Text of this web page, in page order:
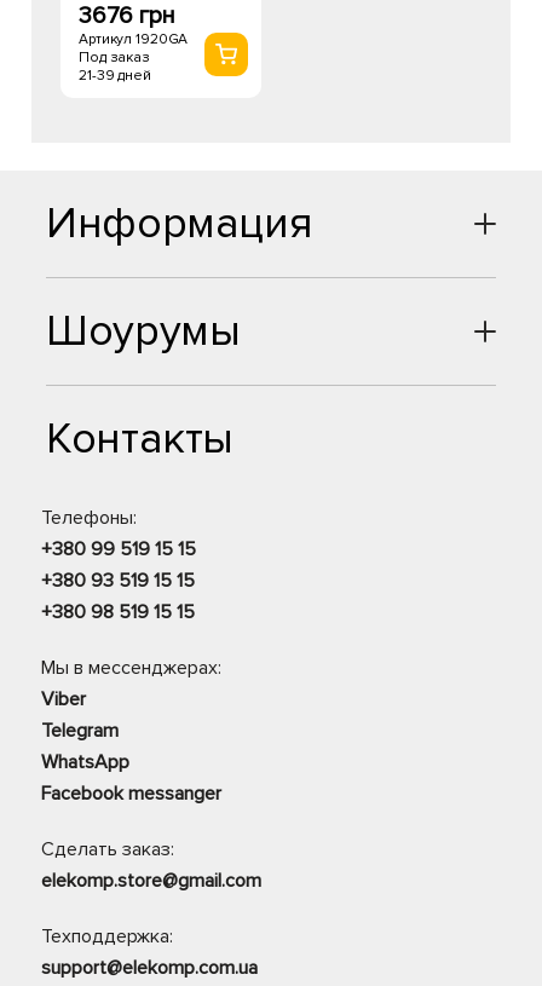
3676 грн
Артикул 1920GA
Под заказ
21-39 дней
Шоурумы
Контакты
Телефоны:
+380 99 519 15 15
+380 93 519 15 15
+380 98 519 15 15
Мы в мессенджерах:
Viber
Telegram
WhatsApp
Facebook messanger
Сделать заказ:
elekomp.store@gmail.com
Техподдержка:
support@elekomp.com.ua
Информация